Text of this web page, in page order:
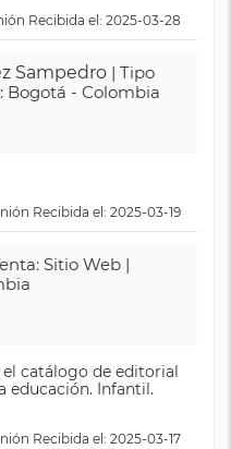
Recibida el: 2025-03-28
Sampedro | Tipo
Bogotá - Colombia
Recibida el: 2025-03-19
Sitio Web |
catálogo de editorial
educación. Infantil.
Recibida el: 2025-03-17